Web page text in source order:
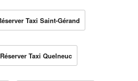
Taxi Saint-Gérand
Réserver Taxi Quelneuc